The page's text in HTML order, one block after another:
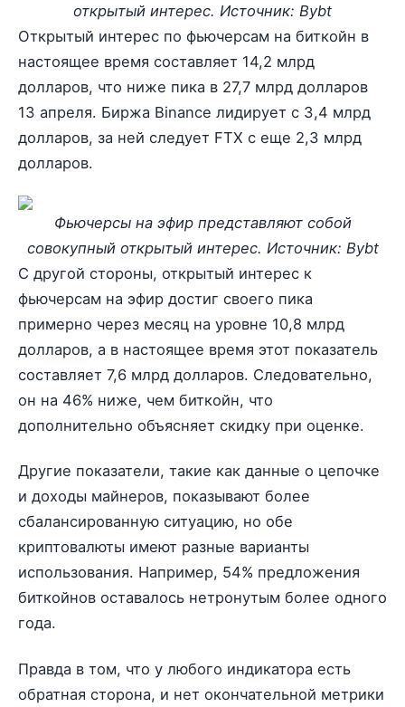
открытый интерес. Источник: Bybt
Открытый интерес по фьючерсам на биткойн в
настоящее время составляет 14,2 млрд
долларов, что ниже пика в 27,7 млрд долларов
13 апреля. Биржа Binance лидирует с 3,4 млрд
долларов, за ней следует FTX с еще 2,3 млрд
долларов.
Фьючерсы на эфир представляют собой
совокупный открытый интерес. Источник: Bybt
С другой стороны, открытый интерес к
фьючерсам на эфир достиг своего пика
примерно через месяц на уровне 10,8 млрд
долларов, а в настоящее время этот показатель
составляет 7,6 млрд долларов. Следовательно,
он на 46% ниже, чем биткойн, что
дополнительно объясняет скидку при оценке.
Другие показатели, такие как данные о цепочке
и доходы майнеров, показывают более
сбалансированную ситуацию, но обе
криптовалюты имеют разные варианты
использования. Например, 54% предложения
биткойнов оставалось нетронутым более одного
года.
Правда в том, что у любого индикатора есть
обратная сторона, и нет окончательной метрики